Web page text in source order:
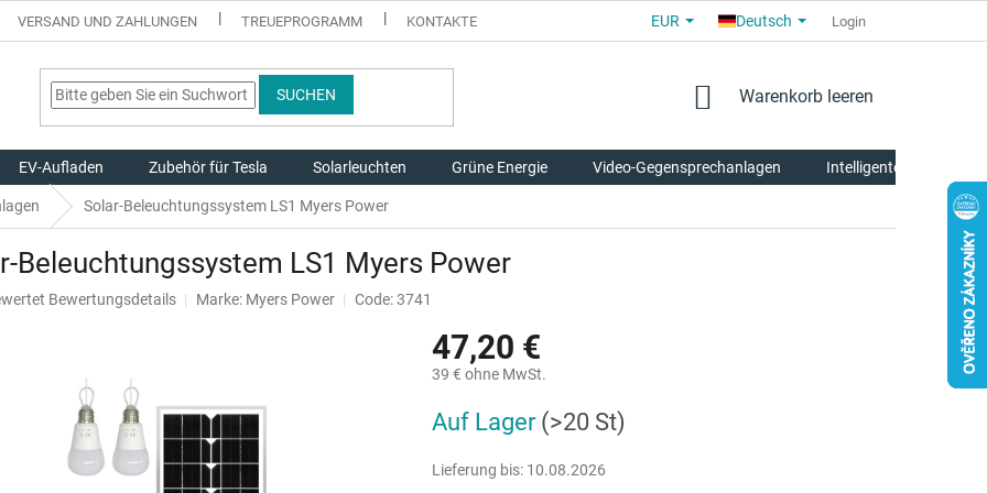
VERSAND UND ZAHLUNGEN TREUEPROGRAMM KONTAKTE ALLGEMEINE GESCHÄFTSBEDINGUNGEN FÜR PARTNER
EUR Deutsch Login
SUCHEN WARENKORB
Warenkorb leeren
EV-Aufladen Zubehör für Tesla Solarleuchten Grüne Energie Video-Gegensprechanlagen Intelligente Tierpflege
Solar-Beleuchtungssystem LS1 Myers Power
Beleuchtungssystem LS1 Myers Power
Bewertungsdetails Marke: Myers Power Code: 3741
47,20 €
39 € ohne MwSt.
Auf Lager (>20 St)
Lieferung bis: 10.08.2026